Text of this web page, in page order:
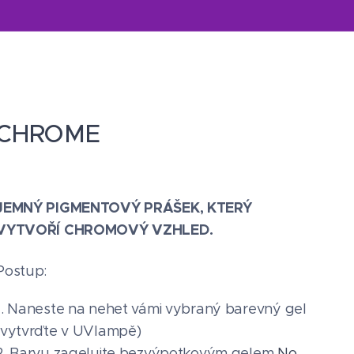
PIGMENTOVÝ PRÁŠEK, KTERÝ
CHROMOVÝ VZHLED.
Naneste na nehet vámi vybraný barevný gel
v UVlampě)